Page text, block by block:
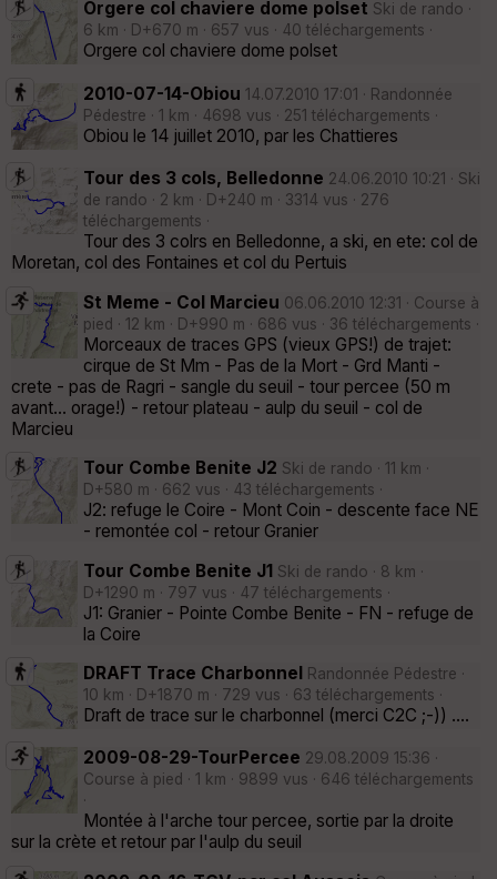
Orgere col chaviere dome polset Ski de rando ·
6 km · D+670 m · 657 vus · 40 téléchargements ·
Orgere col chaviere dome polset
2010-07-14-Obiou 14.07.2010 17:01 · Randonnée
Pédestre · 1 km · 4698 vus · 251 téléchargements ·
Obiou le 14 juillet 2010, par les Chattieres
Tour des 3 cols, Belledonne 24.06.2010 10:21 · Ski
de rando · 2 km · D+240 m · 3314 vus · 276
téléchargements ·
Tour des 3 colrs en Belledonne, a ski, en ete: col de
Moretan, col des Fontaines et col du Pertuis
St Meme - Col Marcieu 06.06.2010 12:31 · Course à
pied · 12 km · D+990 m · 686 vus · 36 téléchargements ·
Morceaux de traces GPS (vieux GPS!) de trajet:
cirque de St Mm - Pas de la Mort - Grd Manti -
crete - pas de Ragri - sangle du seuil - tour percee (50 m
avant... orage!) - retour plateau - aulp du seuil - col de
Marcieu
Tour Combe Benite J2 Ski de rando · 11 km ·
D+580 m · 662 vus · 43 téléchargements ·
J2: refuge le Coire - Mont Coin - descente face NE
- remontée col - retour Granier
Tour Combe Benite J1 Ski de rando · 8 km ·
D+1290 m · 797 vus · 47 téléchargements ·
J1: Granier - Pointe Combe Benite - FN - refuge de
la Coire
DRAFT Trace Charbonnel Randonnée Pédestre ·
10 km · D+1870 m · 729 vus · 63 téléchargements ·
Draft de trace sur le charbonnel (merci C2C ;-)) ....
2009-08-29-TourPercee 29.08.2009 15:36 ·
Course à pied · 1 km · 9899 vus · 646 téléchargements
·
Montée à l'arche tour percee, sortie par la droite
sur la crète et retour par l'aulp du seuil